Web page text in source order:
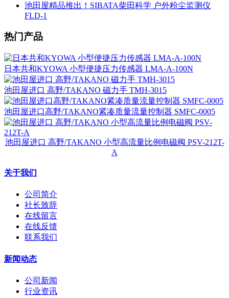
池田屋精品推出！SIBATA柴田科学 户外粉尘监测仪
FLD-1
热门产品
日本共和KYOWA 小型便捷压力传感器 LMA-A-100N
池田屋进口 高野/TAKANO 磁力手 TMH-3015
池田屋进口高野/TAKANO紧凑质量流量控制器 SMFC-0005
池田屋进口 高野/TAKANO 小型高流量比例电磁阀 PSV-212T-
A
关于我们
公司简介
社长致辞
在线留言
在线反馈
联系我们
新闻动态
公司新闻
行业资讯